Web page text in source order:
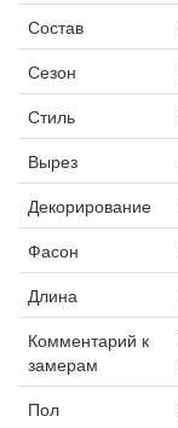
Состав
Сезон
Стиль
Вырез
Декорирование
Фасон
Длина
Комментарий к
замерам
Пол